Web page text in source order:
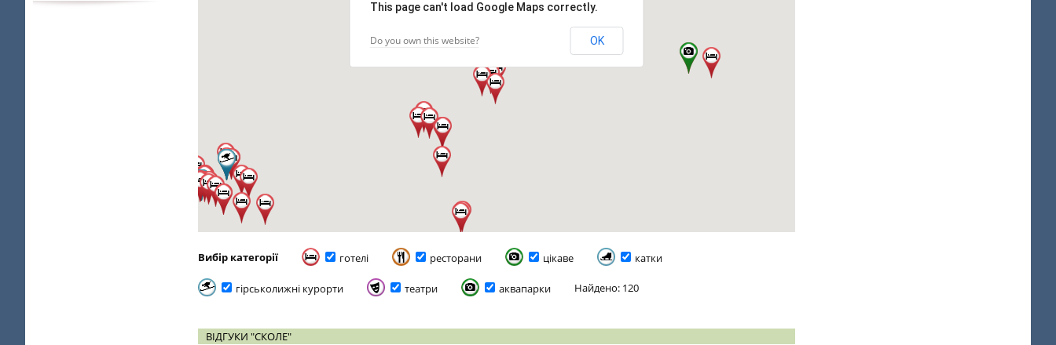
This page can't load Google Maps correctly.
Do you own this website? OK
Вибір категорії готелі ресторани цікаве катки
гірськолижні курорти театри аквапарки Найдено: 120
ВІДГУКИ "СКОЛЕ"